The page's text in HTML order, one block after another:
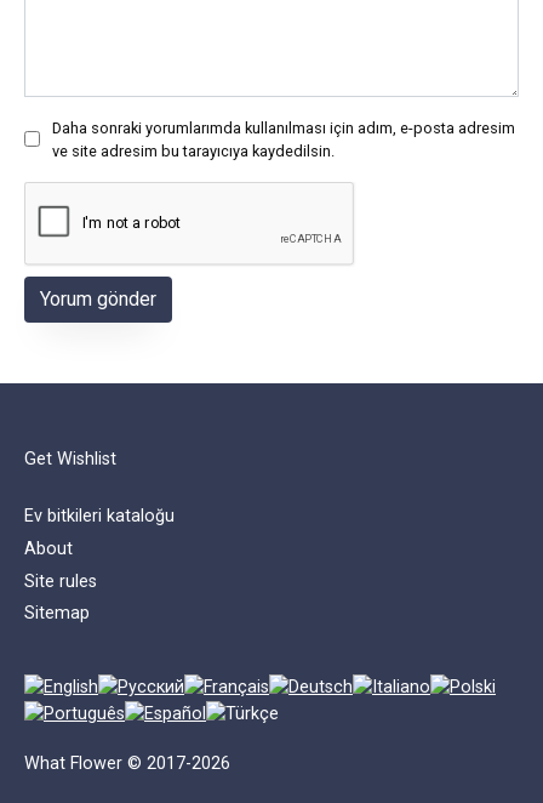
Daha sonraki yorumlarımda kullanılması için adım, e-posta adresim
ve site adresim bu tarayıcıya kaydedilsin.
Get Wishlist
Ev bitkileri kataloğu
About
Site rules
Sitemap
What Flower © 2017-2026